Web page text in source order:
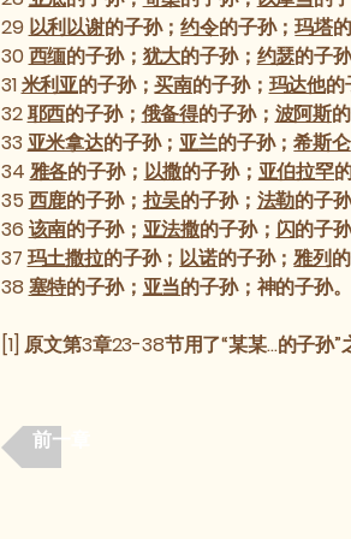
29 以利以谢的子孙；约令的子孙；玛塔
30西缅的子孙； 犹大的子孙； 约瑟的子
31米利亚的子孙；买南的子孙； 玛达他的
32耶西的子孙； 俄备得的子孙； 波阿斯
33 亚米拿达的子孙；亚兰的子孙；希斯仑
34 雅各的子孙； 以撒的子孙； 亚伯拉罕
35 西鹿的子孙； 拉吴的子孙； 法勒的子
36 该南的子孙； 亚法撒的子孙； 闪的子
37 玛土撒拉的子孙； 以诺的子孙；雅列
38 塞特的子孙； 亚当的子孙；神的子孙。
[1] 原文第3章23-38节用了“某某…的子孙”
前一章